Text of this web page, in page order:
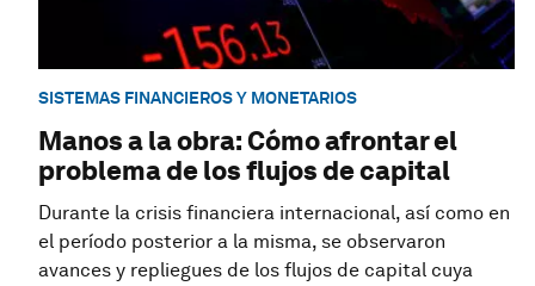
SISTEMAS FINANCIEROS Y MONETARIOS
Manos a la obra: Cómo afrontar el
problema de los flujos de capital
Durante la crisis financiera internacional, así como en
el período posterior a la misma, se observaron
avances y repliegues de los flujos de capital cuya